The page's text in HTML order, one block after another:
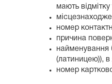
мають відмітку
номер
причина
найменування
(латиницею)), в
номер